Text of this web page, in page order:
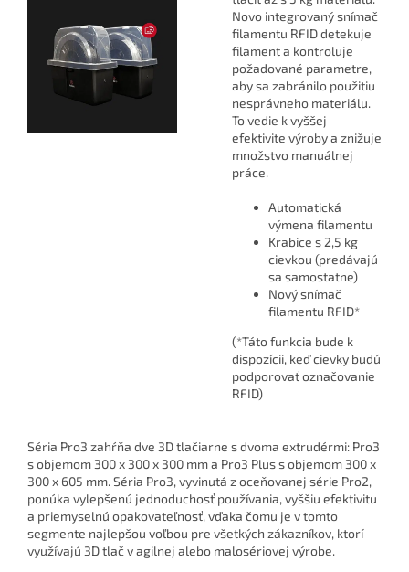
Novo integrovaný snímač
filamentu RFID detekuje
filament a kontroluje
požadované parametre,
aby sa zabránilo použitiu
nesprávneho materiálu.
To vedie k vyššej
efektivite výroby a znižuje
množstvo manuálnej
práce.
Automatická
výmena filamentu
Krabice s 2,5 kg
cievkou (predávajú
sa samostatne)
Nový snímač
filamentu RFID*
(*Táto funkcia bude k
dispozícii, keď cievky budú
podporovať označovanie
RFID)
Séria Pro3 zahŕňa dve 3D tlačiarne s dvoma extrudérmi: Pro3
s objemom 300 x 300 x 300 mm a Pro3 Plus s objemom 300 x
300 x 605 mm. Séria Pro3, vyvinutá z oceňovanej série Pro2,
ponúka vylepšenú jednoduchosť používania, vyššiu efektivitu
a priemyselnú opakovateľnosť, vďaka čomu je v tomto
segmente najlepšou voľbou pre všetkých zákazníkov, ktorí
využívajú 3D tlač v agilnej alebo malosériovej výrobe.